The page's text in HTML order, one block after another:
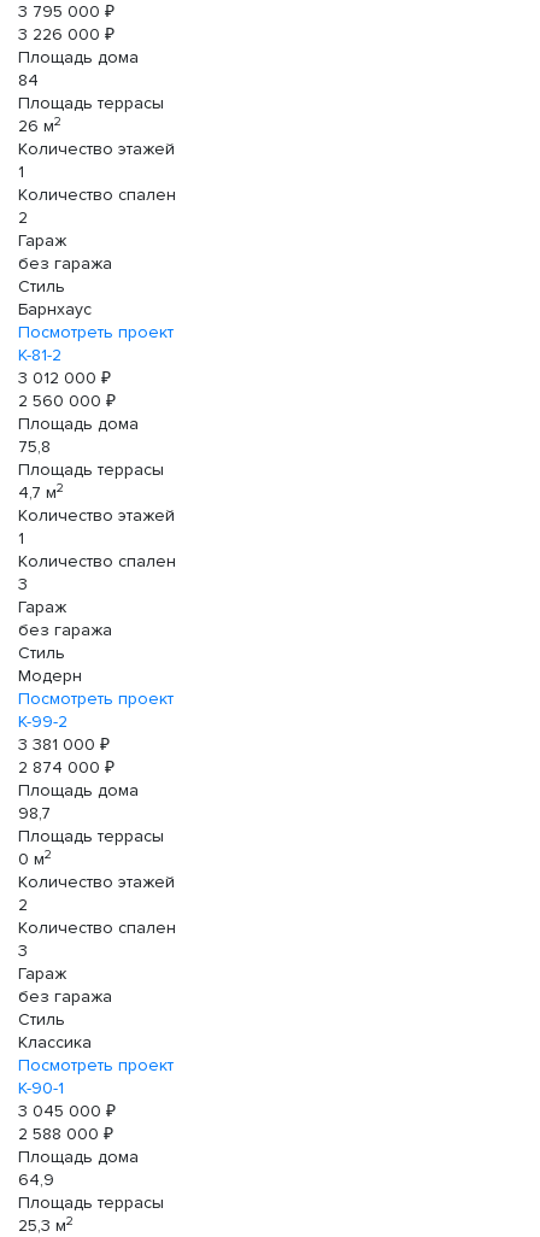
3 795 000 ₽
3 226 000 ₽
Площадь дома
84
Площадь террасы
26 м2
Количество этажей
1
Количество спален
2
Гараж
без гаража
Стиль
Барнхаус
Посмотреть проект
К-81-2
3 012 000 ₽
2 560 000 ₽
Площадь дома
75,8
Площадь террасы
4,7 м2
Количество этажей
1
Количество спален
3
Гараж
без гаража
Стиль
Модерн
Посмотреть проект
К-99-2
3 381 000 ₽
2 874 000 ₽
Площадь дома
98,7
Площадь террасы
0 м2
Количество этажей
2
Количество спален
3
Гараж
без гаража
Стиль
Классика
Посмотреть проект
К-90-1
3 045 000 ₽
2 588 000 ₽
Площадь дома
64,9
Площадь террасы
25,3 м2